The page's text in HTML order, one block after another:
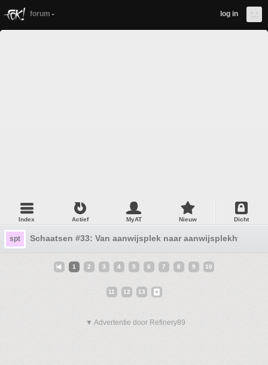
forum log in
Index Actief MyAT Nieuw Dicht
spt Schaatsen #33: Van aanwijsplek naar aanwijsplekhttps://
1 2 3 4 5 6 7 8 9 10
11 12 13
▼ Advertentie door Refinery89